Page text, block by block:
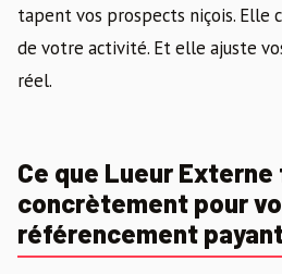
tapent vos prospects niçois. Elle
de votre activité. Et elle ajuste
réel.
Ce que Lueur
concrètement pour
référencement